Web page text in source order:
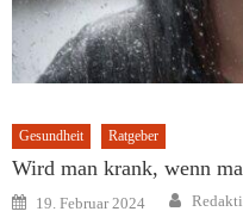
Gesundheit Ratgeber
Wird man krank, wenn
Posted
on
19. Februar 2024 Author